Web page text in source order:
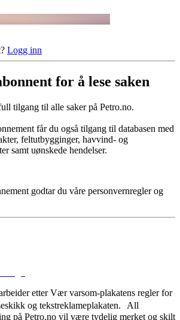
Logg inn
for å lese saken
tilgang til alle saker på Petro.no.
får du også tilgang til databasen med
feltutbygginger, havvind- og
samt uønskede hendelser.
godtar du våre personvernreglerog
etter Vær varsom-plakatens regler for
og tekstreklameplakaten. All
på Petro.no vil være tydelig merket og skilt